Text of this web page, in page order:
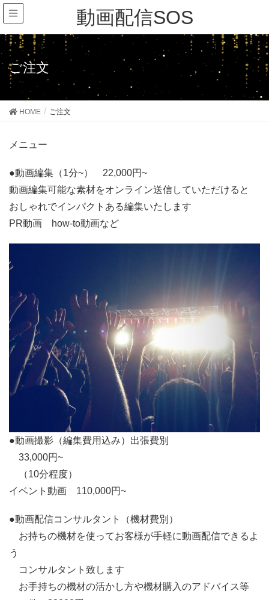
動画配信SOS
ご注文
HOME ご注文
メニュー
●動画編集（1分~） 22,000円~
動画編集可能な素材をオンライン送信していただけると
おしゃれでインパクトある編集いたします
PR動画 how-to動画など
●動画撮影（編集費用込み）出張費別
33,000円~
（10分程度）
イベント動画 110,000円~
●動画配信コンサルタント（機材費別）
お持ちの機材を使ってお客様が手軽に動画配信できるよ
う
コンサルタント致します
お手持ちの機材の活かし方や機材購入のアドバイス等